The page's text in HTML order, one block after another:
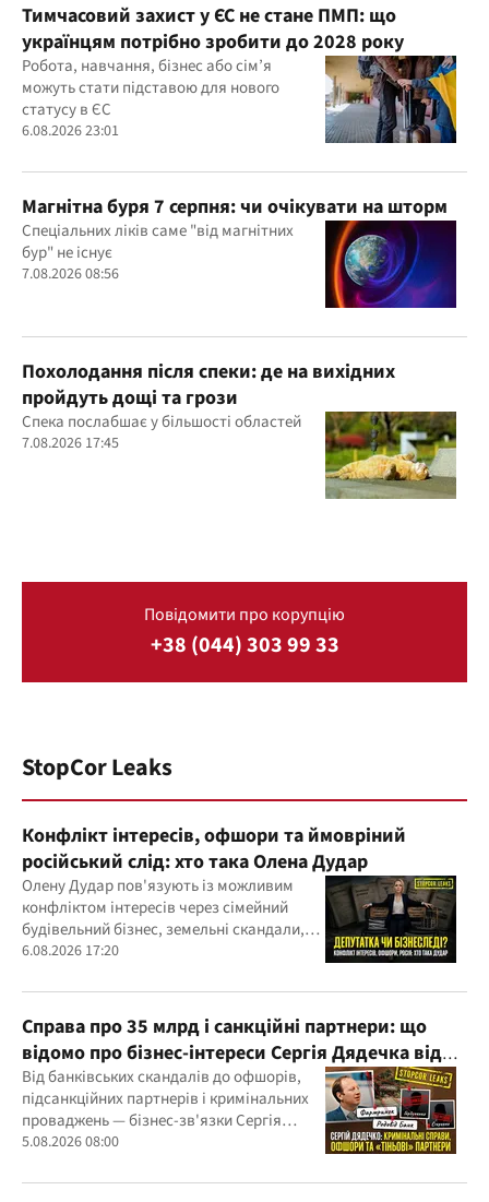
Тимчасовий захист у ЄС не стане ПМП: що
українцям потрібно зробити до 2028 року
Робота, навчання, бізнес або сім’я
можуть стати підставою для нового
статусу в ЄС
6.08.2026 23:01
Магнітна буря 7 серпня: чи очікувати на шторм
Спеціальних ліків саме "від магнітних
бур" не існує
7.08.2026 08:56
Похолодання після спеки: де на вихідних
пройдуть дощі та грози
Спека послабшає у більшості областей
7.08.2026 17:45
Повідомити про корупцію
+38 (044) 303 99 33
StopCor Leaks
Конфлікт інтересів, офшори та ймовріний
російський слід: хто така Олена Дудар
Олену Дудар пов'язують із можливим
конфліктом інтересів через сімейний
будівельний бізнес, земельні скандали,
судові справи
6.08.2026 17:20
Справа про 35 млрд і санкційні партнери: що
відомо про бізнес-інтереси Сергія Дядечка від
"Родовід Банку" до "ФАРМАСЕЛ"
Від банківських скандалів до офшорів,
підсанкційних партнерів і кримінальних
проваджень — бізнес-зв'язки Сергія
Дядечка й досі простягаються через
5.08.2026 08:00